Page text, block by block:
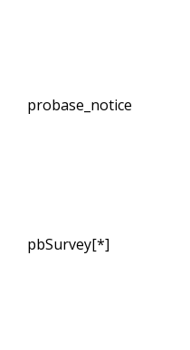
probase_notice
pbSurvey[*]